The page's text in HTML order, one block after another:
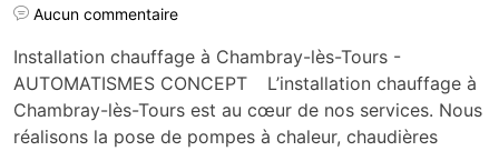
Aucun commentaire
Installation chauffage à Chambray-lès-Tours -
AUTOMATISMES CONCEPT L’installation chauffage à
Chambray-lès-Tours est au cœur de nos services. Nous
réalisons la pose de pompes à chaleur, chaudières